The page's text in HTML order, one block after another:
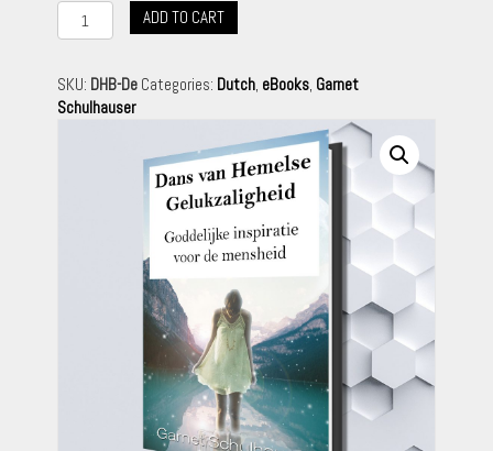
Dans
van
Gelukzaligheid:
Goddelijke
ADD TO CART
SKU: DHB-De Categories: Dutch, eBooks, Garnet
Schulhauser